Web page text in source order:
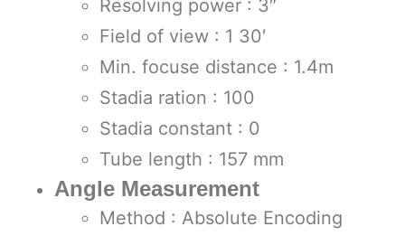
Resolving power : 3″
Field of view : 1 30′
Min. focuse distance : 1.4m
Stadia ration : 100
Stadia constant : 0
Tube length : 157 mm
Angle Measurement
Method : Absolute Encoding